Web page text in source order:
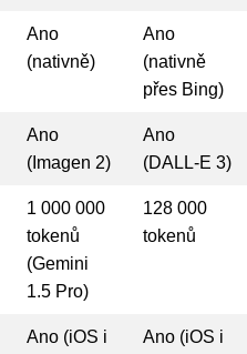
Ano
(nativně)
Ano
(nativně
přes Bing)
Ano
(Imagen 2)
Ano
(DALL-E 3)
1 000 000
tokenů
(Gemini
1.5 Pro)
128 000
tokenů
Ano (iOS i
Ano (iOS i